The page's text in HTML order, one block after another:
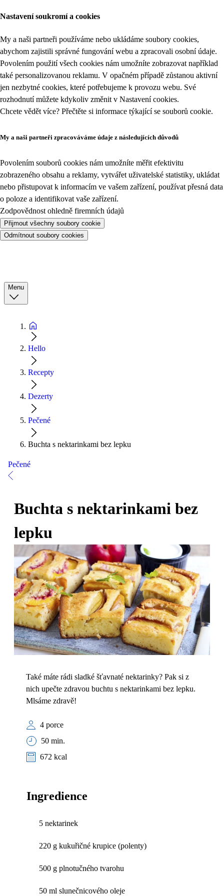
Nastavení soukromí a cookies
My a naši partneři používáme nebo ukládáme soubory cookies,
abychom zajistili správné fungování webu a zpracovali osobní údaje.
Povolením použití všech cookies nám umožníte zobrazovat například
také personalizovanou reklamu. V opačném případě zůstanou aktivní
jen nezbytné cookies, které potřebujeme k provozu webu. Své
rozhodnutí můžete kdykoliv změnit v Nastavení cookies.
Chcete vědět více? Přečtěte si informace týkající se souborů cookie.
My a naši partneři zpracováváme údaje z následujících důvodů
Povolením souborů cookies nám umožníte měřit efektivitu
zobrazeného obsahu a reklamy, vytvářet uživatelské statistiky, ukládat
nebo přistupovat k informacím ve vašem zařízení, používat přesná data
o poloze a identifikovat vaše zařízení.
Zodpovědnost ohledně firemních údajů
Přijmout všechny soubory cookie
Odmítnout soubory cookies
Menu
Hello
Recepty
Dezerty
Pečené
Buchta s nektarinkami bez lepku
Pečené
Buchta s nektarinkami bez
lepku
Také máte rádi sladké šťavnaté nektarinky? Pak si z
nich upečte zdravou buchtu s nektarinkami bez lepku.
Mlsáme zdravě!
4 porce
50 min.
672 kcal
Ingredience
5 nektarinek
220 g kukuřičné krupice (polenty)
500 g plnotučného tvarohu
50 ml slunečnicového oleje